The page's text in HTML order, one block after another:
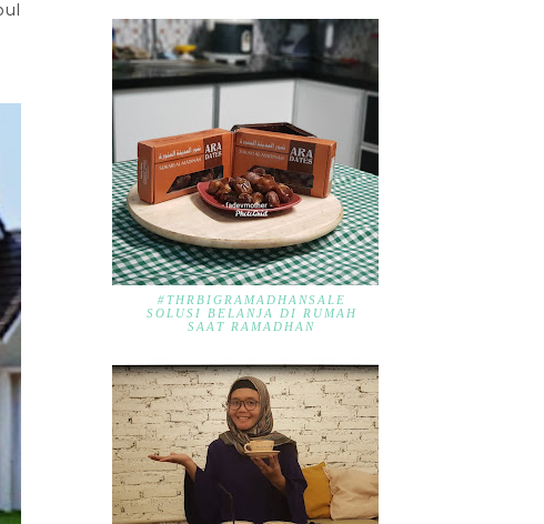
#THRBIGRAMADHANSALE
SOLUSI BELANJA DI RUMAH
SAAT RAMADHAN